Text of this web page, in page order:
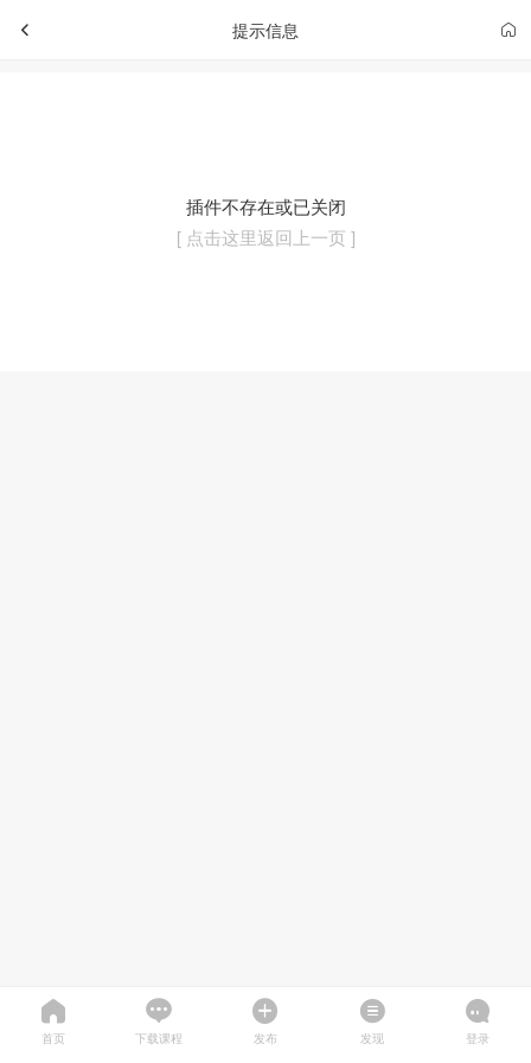
提示信息
插件不存在或已关闭
[ 点击这里返回上一页 ]
首页 下载课程 发布 发现 登录